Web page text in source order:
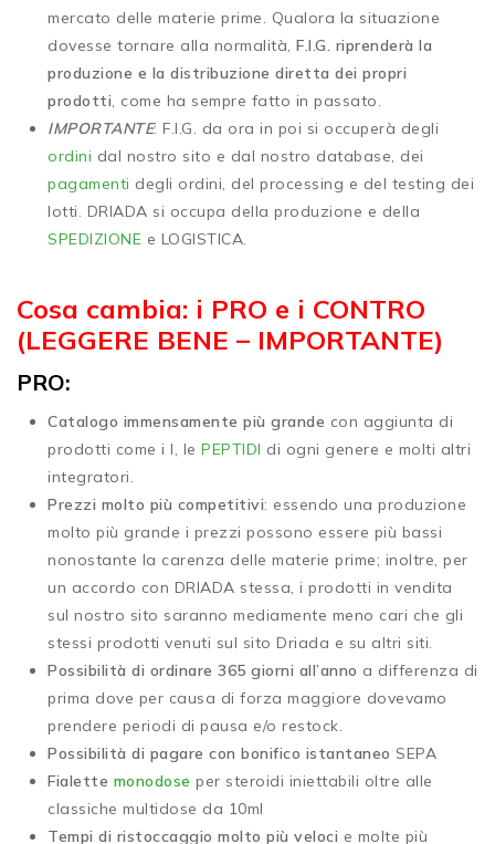
mercato delle materie prime. Qualora la situazione
dovesse tornare alla normalità, F.I.G. riprenderà la
produzione e la distribuzione diretta dei propri
prodotti , come ha sempre fatto in passato.
IMPORTANTE: F.I.G. da ora in poi si occuperà degli
ordini dal nostro sito e dal nostro database, dei
pagamenti degli ordini, del processing e del testing dei
lotti. DRIADA si occupa della produzione e della
SPEDIZIONE e LOGISTICA.
Cosa cambia: i PRO e i CONTRO
(LEGGERE BENE – IMPORTANTE)
PRO:
Catalogo immensamente più grande con aggiunta di
prodotti come i I, le PEPTIDI di ogni genere e molti altri
integratori.
Prezzi molto più competitivi: essendo una produzione
molto più grande i prezzi possono essere più bassi
nonostante la carenza delle materie prime; inoltre, per
un accordo con DRIADA stessa, i prodotti in vendita
sul nostro sito saranno mediamente meno cari che gli
stessi prodotti venuti sul sito Driada e su altri siti.
Possibilità di ordinare 365 giorni all’anno a differenza di
prima dove per causa di forza maggiore dovevamo
prendere periodi di pausa e/o restock.
Possibilità di pagare con bonifico istantaneo SEPA
Fialette monodose per steroidi iniettabili oltre alle
classiche multidose da 10ml
Tempi di ristoccaggio molto più veloci e molte più